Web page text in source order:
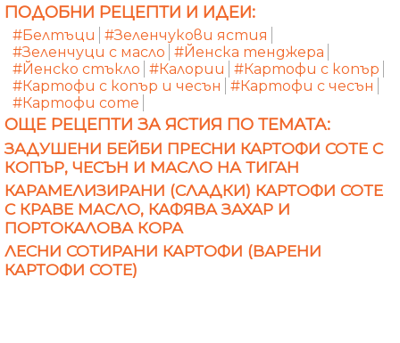
ПОДОБНИ РЕЦЕПТИ И ИДЕИ:
#Белтъци
#Зеленчукови ястия
#Зеленчуци с масло #Йенска тенджера
#Йенско стъкло #Калории
#Картофи с копър
#Картофи с копър и чесън
#Картофи с чесън
#Картофи соте
ОЩЕ РЕЦЕПТИ ЗА ЯСТИЯ ПО ТЕМАТА:
ЗАДУШЕНИ БЕЙБИ ПРЕСНИ КАРТОФИ СОТЕ С
КОПЪР, ЧЕСЪН И МАСЛО НА ТИГАН
КАРАМЕЛИЗИРАНИ (СЛАДКИ) КАРТОФИ СОТЕ
С КРАВЕ МАСЛО, КАФЯВА ЗАХАР И
ПОРТОКАЛОВА КОРА
ЛЕСНИ СОТИРАНИ КАРТОФИ (ВАРЕНИ
КАРТОФИ СОТЕ)